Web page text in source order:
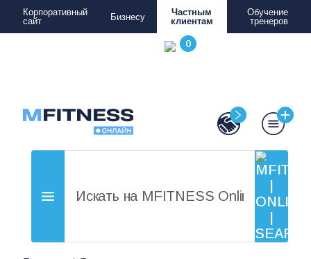
Корпоративный
сайт
Бизнесу
Частным
клиентам
Обучение
тренеров